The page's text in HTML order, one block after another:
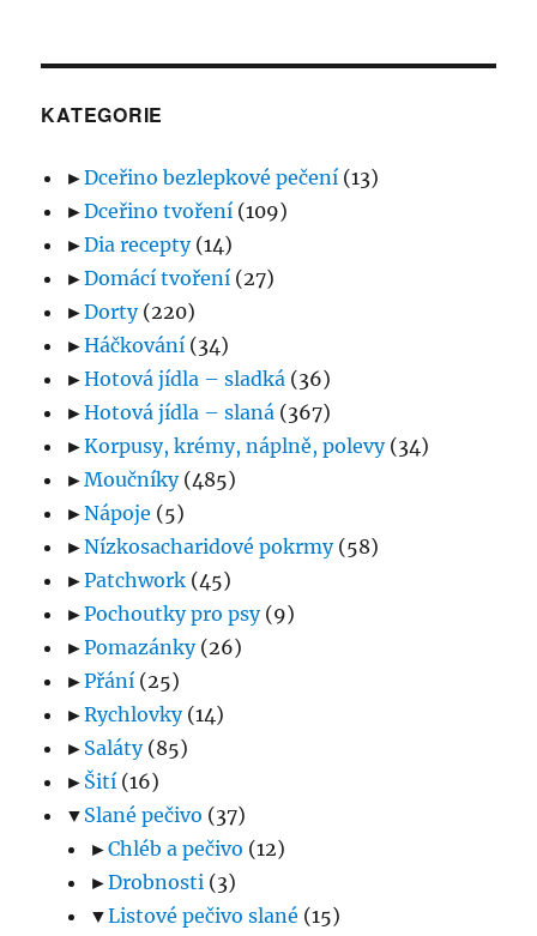
KATEGORIE
►Dceřino bezlepkové pečení (13)
►Dceřino tvoření (109)
►Dia recepty(14)
►Domácí tvoření (27)
►Dorty(220)
►Háčkování (34)
►Hotová jídla – sladká (36)
►Hotová jídla – slaná (367)
►Korpusy, krémy, náplně, polevy(34)
►Moučníky(485)
►Nápoje (5)
►Nízkosacharidové pokrmy(58)
►Patchwork (45)
►Pochoutky pro psy(9)
►Pomazánky(26)
►Přání (25)
►Rychlovky(14)
► Saláty(85)
► Šití (16)
▼ Slané pečivo (37)
►Chléb a pečivo (12)
►Drobnosti (3)
▼Listové pečivo slané (15)